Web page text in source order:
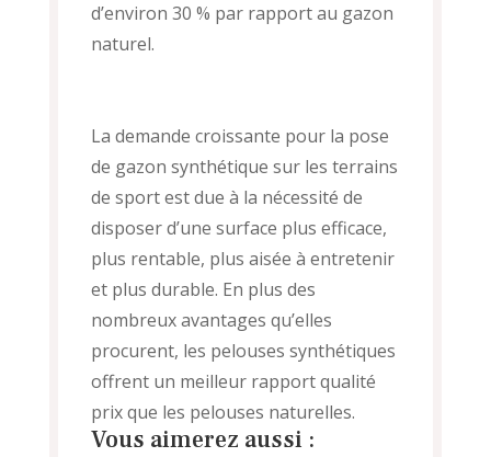
d’environ 30 % par rapport au gazon
naturel.
La demande croissante pour la pose
de gazon synthétique sur les terrains
de sport est due à la nécessité de
disposer d’une surface plus efficace,
plus rentable, plus aisée à entretenir
et plus durable. En plus des
nombreux avantages qu’elles
procurent, les pelouses synthétiques
offrent un meilleur rapport qualité
prix que les pelouses naturelles.
Vous aimerez aussi :